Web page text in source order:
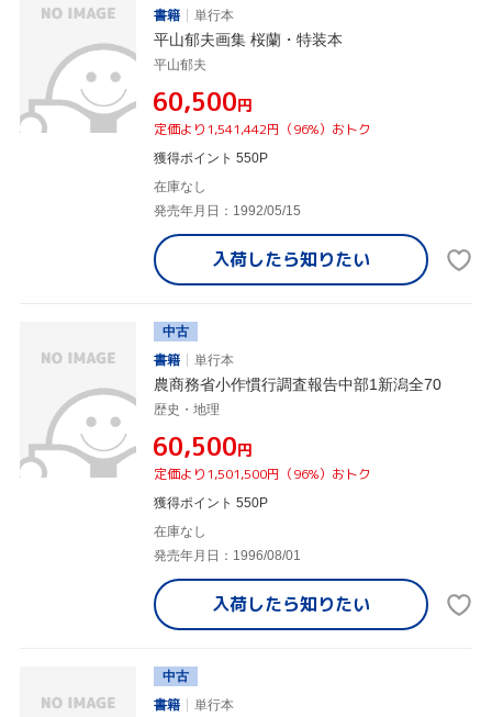
書籍 単行本
平山郁夫画集 桜蘭・特装本
平山郁夫
¥60,500円
定価より1,541,442円（96%）おトク
獲得ポイント 550P
在庫なし
発売年月日：1992/05/15
入荷したら知りたい
中古
書籍
単行本
農商務省小作慣行調査報告中部1新潟全70
歴史・地理
¥60,500円
定価より1,501,500円（96%）おトク
獲得ポイント 550P
在庫なし
発売年月日：1996/08/01
入荷したら知りたい
中古
書籍
単行本